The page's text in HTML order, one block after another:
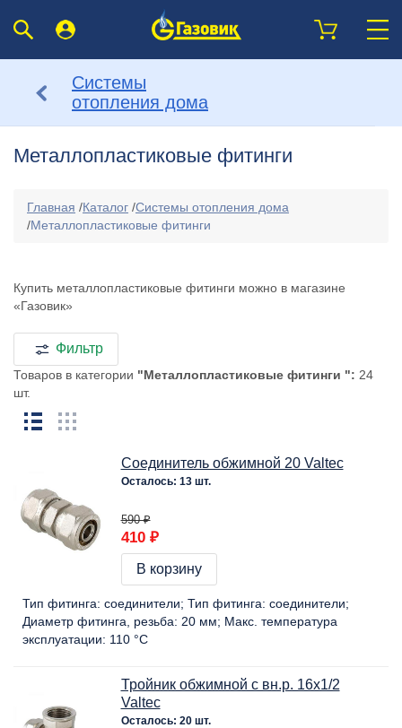
Системы
отопления дома
Mеталлопластиковые фитинги
Главная /Каталог /Системы отопления дома
/Mеталлопластиковые фитинги
Купить металлопластиковые фитинги можно в магазине
«Газовик»
Фильтр
Товаров в категории "Mеталлопластиковые фитинги ": 24
шт.
Соединитель обжимной 20 Valtec
Осталось: 13 шт.
590 ₽
410 ₽
В корзину
Тип фитинга: соединители Тип фитинга: соединители
Диаметр фитинга, резьба: 20 мм
Макс. температура
эксплуатации: 110 °C
Тройник обжимной с вн.р. 16х1/2
Valtec
Осталось: 20 шт.